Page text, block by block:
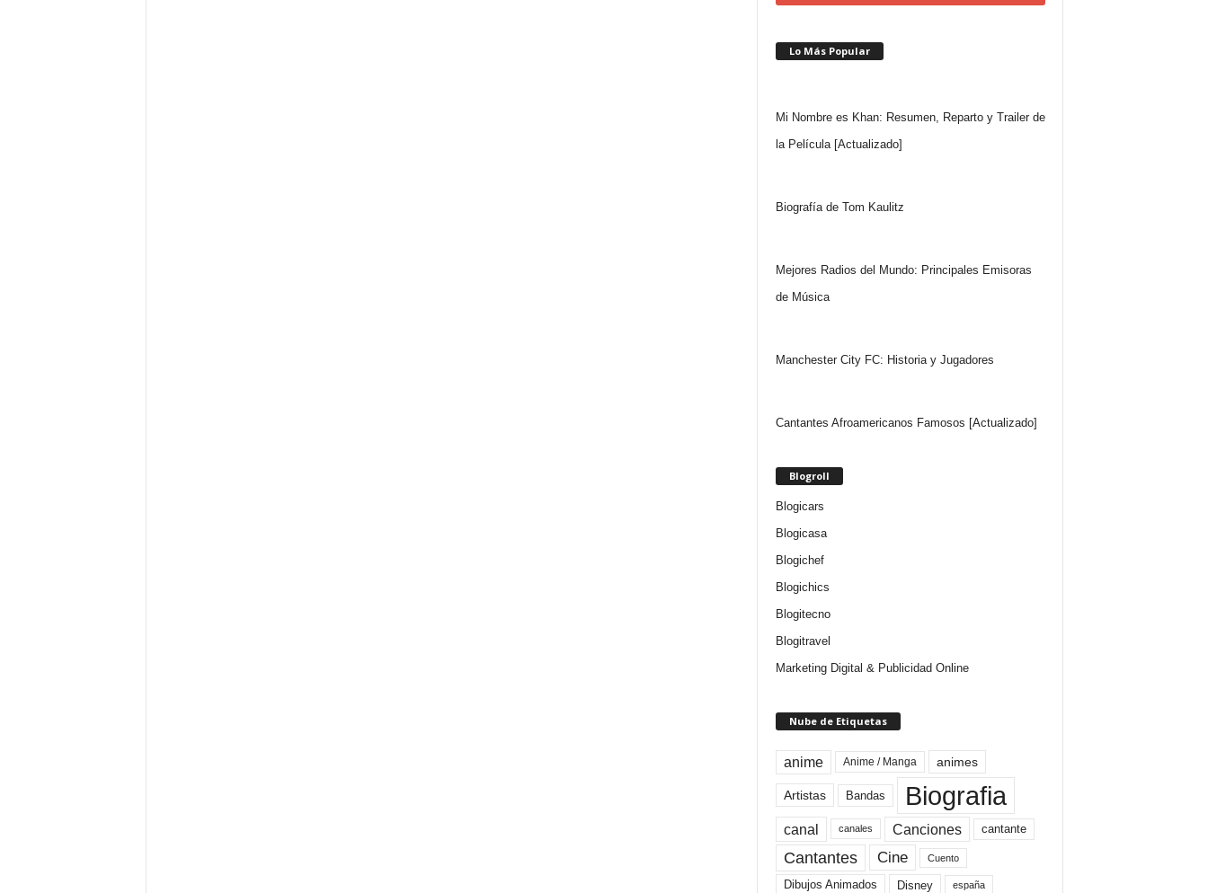
Lo Más Popular
Mi Nombre es Khan: Resumen, Reparto y Trailer de
la Película [Actualizado]
Biografía de Tom Kaulitz
Mejores Radios del Mundo: Principales Emisoras
de Música
Manchester City FC: Historia y Jugadores
Cantantes Afroamericanos Famosos [Actualizado]
Blogroll
Blogicars
Blogicasa
Blogichef
Blogichics
Blogitecno
Blogitravel
Marketing Digital & Publicidad Online
Nube de Etiquetas
anime Anime / Manga animes
Artistas Bandas Biografia
canal canales Canciones cantante
Cantantes Cine Cuento
Dibujos Animados Disney españa